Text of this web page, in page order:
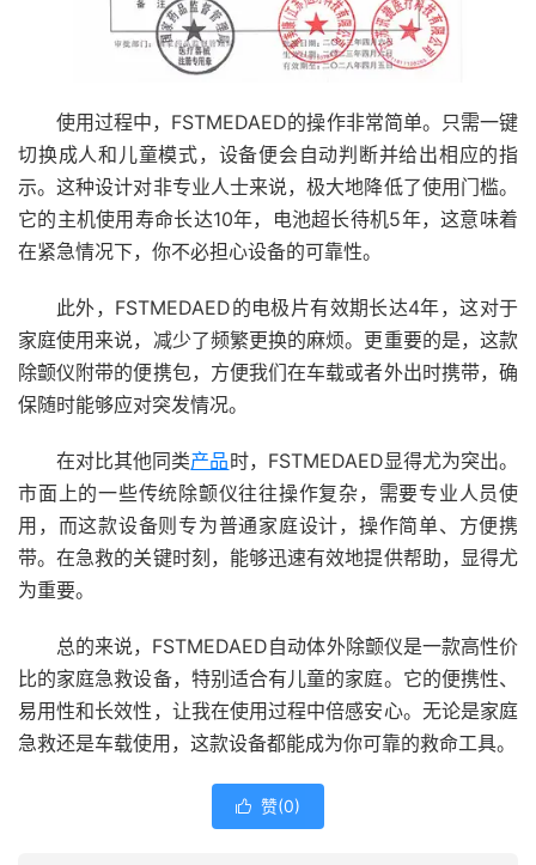
使用过程中，FSTMEDAED的操作非常简单。只需一键
切换成人和儿童模式，设备便会自动判断并给出相应的指
示。这种设计对非专业人士来说，极大地降低了使用门槛。
它的主机使用寿命长达10年，电池超长待机5年，这意味着
在紧急情况下，你不必担心设备的可靠性。
此外，FSTMEDAED的电极片有效期长达4年，这对于
家庭使用来说，减少了频繁更换的麻烦。更重要的是，这款
除颤仪附带的便携包，方便我们在车载或者外出时携带，确
保随时能够应对突发情况。
在对比其他同类产品时，FSTMEDAED显得尤为突出。
市面上的一些传统除颤仪往往操作复杂，需要专业人员使
用，而这款设备则专为普通家庭设计，操作简单、方便携
带。在急救的关键时刻，能够迅速有效地提供帮助，显得尤
为重要。
总的来说，FSTMEDAED自动体外除颤仪是一款高性价
比的家庭急救设备，特别适合有儿童的家庭。它的便携性、
易用性和长效性，让我在使用过程中倍感安心。无论是家庭
急救还是车载使用，这款设备都能成为你可靠的救命工具。
 赞(0)